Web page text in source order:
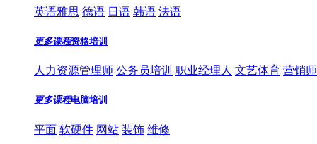
英语雅思 德语 日语 韩语 法语
更多课程资格培训
人力资源管理师 公务员培训 职业经理人 文艺体育 营销
更多课程电脑培训
平面 软硬件 网站 装饰 维修